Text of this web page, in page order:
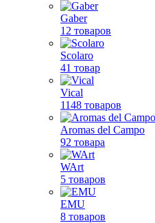
Gaber
12 товаров
Scolaro
41 товар
Vical
1148 товаров
Aromas del Campo
92 товара
WArt
5 товаров
EMU
8 товаров